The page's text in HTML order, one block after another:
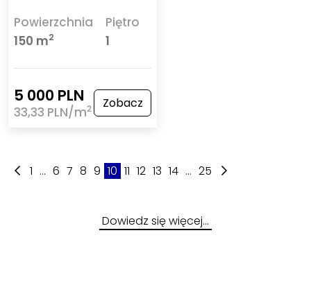
Powierzchnia
150 m2
Piętro
1
5 000 PLN
33,33 PLN/m2 Zobacz
1 ... 6 7 8 9 10 11 12 13 14 ... 25
Dowiedz się więcej…